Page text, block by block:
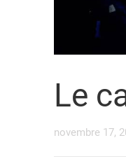
Le
novembre 17,